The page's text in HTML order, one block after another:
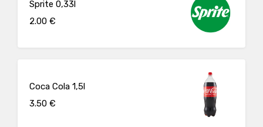
Sprite 0,33l
2.00 €
Coca Cola 1,5l
3.50 €